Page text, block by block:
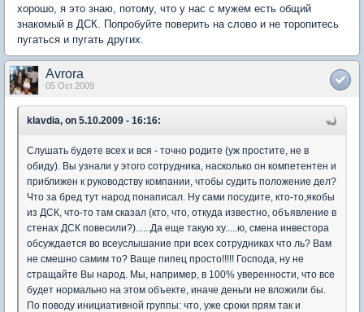
хорошо, я это знаю, потому, что у нас с мужем есть общий
знакомый в ДСК. Попробуйте поверить на слово и не торопитесь
пугаться и пугать других.
Avrora
05 Oct 2009
klavdia, on 5.10.2009 - 16:16:
Слушать будете всех и вся - точно родите (уж простите, не в
обиду). Вы узнали у этого сотрудника, насколько он компетентен и
приближен к руководству компании, чтобы судить положение дел?
Что за бред тут народ понаписал. Ну сами посудите, кто-то,якобы
из ДСК, что-то там сказал (кто, что, откуда известно, объявление в
стенах ДСК повесили?)......Да еще такую ху.....ю, смена инвестора
обсуждается во всеуслышание при всех сотрудниках что ль? Вам
не смешно самим то? Ваще пипец просто!!!!! Господа, ну не
стращайте Вы народ. Мы, например, в 100% уверенности, что все
будет нормально на этом объекте, иначе деньги не вложили бы.
По поводу инициативной группы: что, уже сроки прям так и